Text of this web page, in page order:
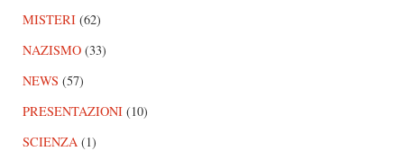
MISTERI (62)
NAZISMO (33)
NEWS (57)
PRESENTAZIONI (10)
SCIENZA (1)